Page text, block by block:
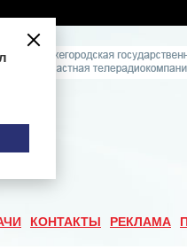
КОНТАКТЫ РЕКЛАМА